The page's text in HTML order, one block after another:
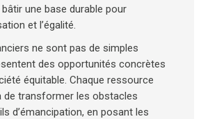
une base durable pour
et l’égalité.
ne sont pas de simples
des opportunités concrètes
équitable. Chaque ressource
de transformer les obstacles
d’émancipation, en posant les